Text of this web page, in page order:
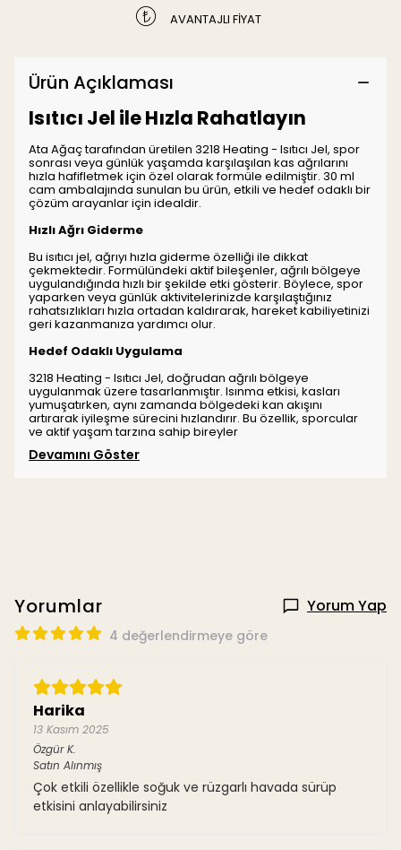
AVANTAJLI FİYAT
Ürün Açıklaması
Isıtıcı Jel ile Hızla Rahatlayın
Ata Ağaç tarafından üretilen 3218 Heating - Isıtıcı Jel, spor
sonrası veya günlük yaşamda karşılaşılan kas ağrılarını
hızla hafifletmek için özel olarak formüle edilmiştir. 30 ml
cam ambalajında sunulan bu ürün, etkili ve hedef odaklı bir
çözüm arayanlar için idealdir.
Hızlı Ağrı Giderme
Bu isıtıcı jel, ağrıyı hızla giderme özelliği ile dikkat
çekmektedir. Formülündeki aktif bileşenler, ağrılı bölgeye
uygulandığında hızlı bir şekilde etki gösterir. Böylece, spor
yaparken veya günlük aktivitelerinizde karşılaştığınız
rahatsızlıkları hızla ortadan kaldırarak, hareket kabiliyetinizi
geri kazanmanıza yardımcı olur.
Hedef Odaklı Uygulama
3218 Heating - Isıtıcı Jel, doğrudan ağrılı bölgeye
uygulanmak üzere tasarlanmıştır. Isınma etkisi, kasları
yumuşatırken, aynı zamanda bölgedeki kan akışını
artırarak iyileşme sürecini hızlandırır. Bu özellik, sporcular
ve aktif yaşam tarzına sahip bireyler
Devamını Göster
Yorumlar Yorum Yap
4 değerlendirmeye göre
Harika
13 Kasım 2025
Özgür K.
Satın Alınmış
Çok etkili özellikle soğuk ve rüzgarlı havada sürüp
etkisini anlayabilirsiniz